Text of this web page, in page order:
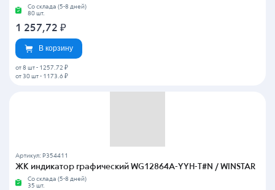
Со склада (5-8 дней)
80 шт.
1 257,72 ₽
В корзину
от 8 шт - 1257.72 ₽
от 30 шт - 1173.6 ₽
Артикул: P354411
ЖК индикатор графический WG12864A-YYH-T#N / WINSTAR
Со склада (5-8 дней)
35 шт.